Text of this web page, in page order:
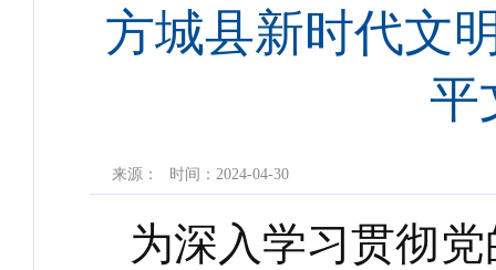
方城县新时代文
平
来源： 时间：2024-04-30
为深入学习贯彻